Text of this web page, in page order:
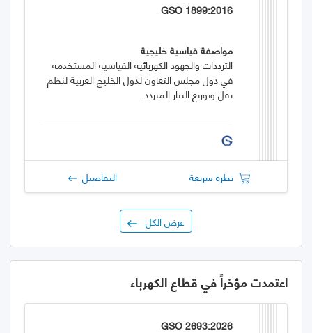
GSO 1899:2016
مواصفة قياسية خليجية
الترددات والجهود الكهربائية القياسية المستخدمة
في دول مجلس التعاون لدول الخليج العربية لنظم
نقل وتوزيع التيار المتردد
نظرة سريعة التفاصيل
عرض الكل
اعتمدت مؤخراً في قطاع الكهرباء
GSO 2693:2026